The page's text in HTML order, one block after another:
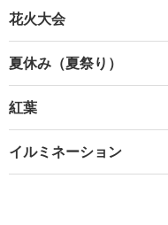
花火大会
夏休み（夏祭り）
紅葉
イルミネーション